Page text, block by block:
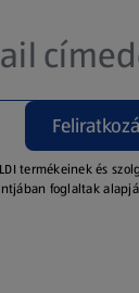
termékeinek és
foglaltak